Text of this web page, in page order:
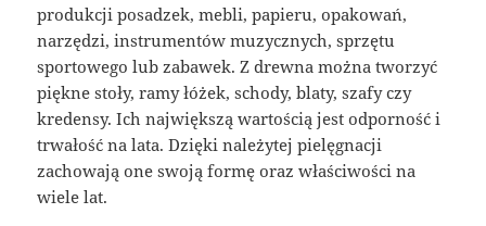
produkcji posadzek, mebli, papieru, opakowań,
narzędzi, instrumentów muzycznych, sprzętu
sportowego lub zabawek. Z drewna można tworzyć
piękne stoły, ramy łóżek, schody, blaty, szafy czy
kredensy. Ich największą wartością jest odporność i
trwałość na lata. Dzięki należytej pielęgnacji
zachowają one swoją formę oraz właściwości na
wiele lat.